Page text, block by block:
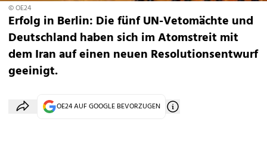
© OE24
Erfolg in Berlin: Die fünf UN-Vetomächte und
Deutschland haben sich im Atomstreit mit
dem Iran auf einen neuen Resolutionsentwurf
geeinigt.
OE24 AUF GOOGLE BEVORZUGEN